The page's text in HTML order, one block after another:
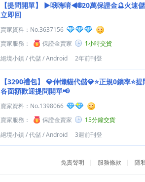
【提問開單】
►哦嗨唷◄🌐20萬保證金🔮火速
立即回
賣家資料： No.3637156
賣家服務：
保證金賣家
1小時交貨
絕境小鎮 /代儲/Android 2年前刊登
【3290禮包】
💎伸懶貓代儲💎⭐正規0鎖率⭐
各面額歡迎提問開單📢
賣家資料： No.1398066
賣家服務：
保證金賣家
15分鐘交貨
絕境小鎮 /代儲/Android 3週前刊登
免責聲明 | 服務條款 | 隱